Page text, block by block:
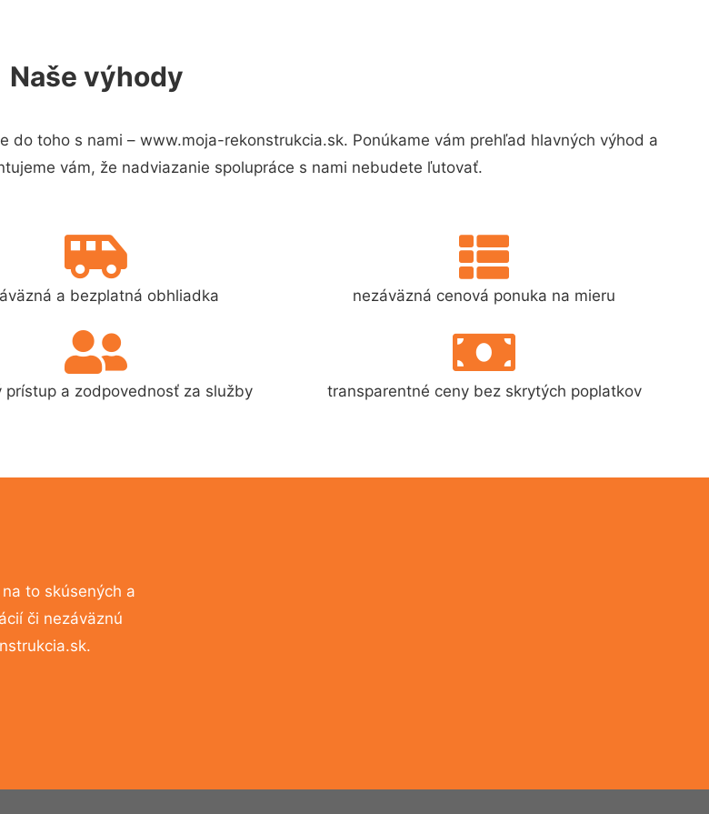
Naše výhody
do toho s nami – www.moja-rekonstrukcia.sk. Ponúkame vám prehľad hlavných výhod a
vám, že nadviazanie spolupráce s nami nebudete ľutovať.
a bezplatná obhliadka nezáväzná cenová ponuka na mieru
prístup a zodpovednosť za služby transparentné ceny bez skrytých poplatkov
to skúsených a
či nezáväznú